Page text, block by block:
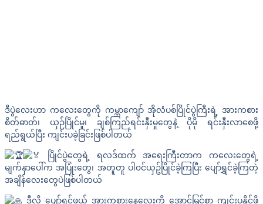
ဒီပွဲလေးဟာ ကလေးတွေကို ကမ္ဘာကျော် အိုလံပစ်ပြိုင်ပွဲကြီးရဲ့ အားကစား
စိတ်ဓာတ်၊ ယှဉ်ပြိုင်မှု၊ ချစ်ကြည်ရင်းနှီးမှုတွေနဲ့ ပိုမို ရင်းနှီးလာစေဖို့
ရည်ရွယ်ပြီး ကျင်းပခဲ့ခြင်းဖြစ်ပါတယ်
ပြိုင်ပွဲတွေရဲ့ ရလဒ်ထက် အရေးကြီးတာက ကလေးတွေရဲ့
မျက်နှာပေါ်က အပြုံးတွေ၊ အတူတူ ပါ၀င်ယှဥ်ပြိုင်ခဲ့ကြပြီး ပျော်ရွှင်ခဲ့ကြတဲ့
အချိန်လေးတွေပဲဖြစ်ပါတယ်
ဒီလို ပျော်ရွှင်ဖွယ် အားကစားနေ့လေးကို အောင်မြင်စွာ ကျင်းပနိုင်ဖို့